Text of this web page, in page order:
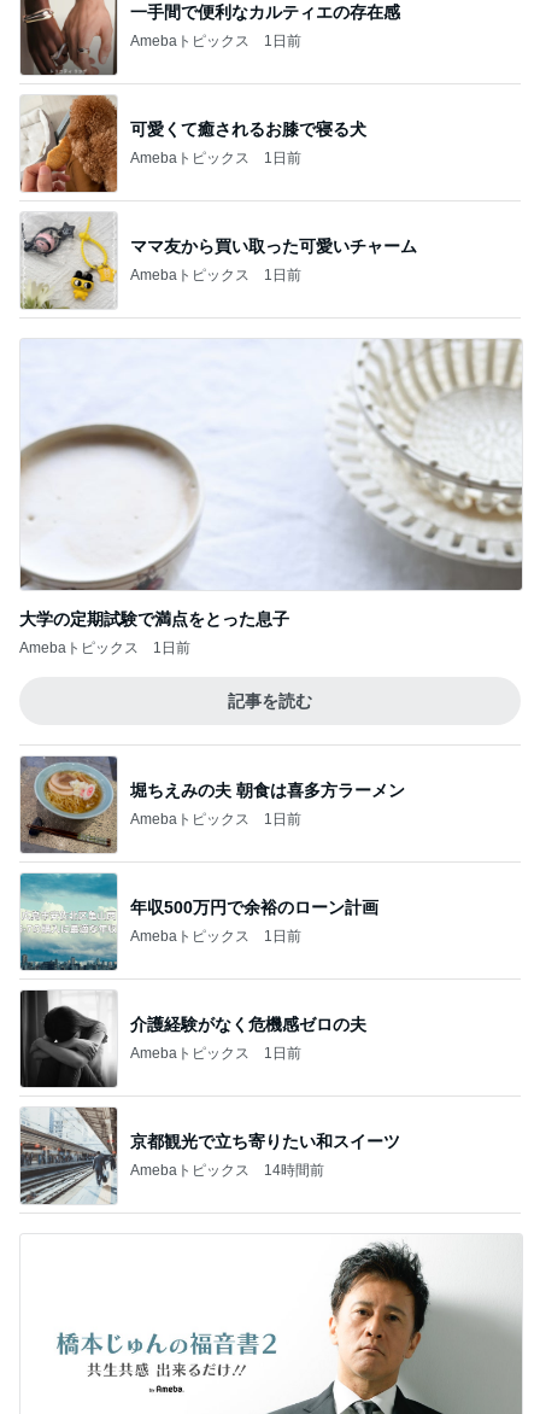
一手間で便利なカルティエの存在感
Amebaトピックス 1日前
可愛くて癒されるお膝で寝る犬
Amebaトピックス 1日前
ママ友から買い取った可愛いチャーム
Amebaトピックス 1日前
大学の定期試験で満点をとった息子
Amebaトピックス 1日前
記事を読む
堀ちえみの夫 朝食は喜多方ラーメン
Amebaトピックス 1日前
年収500万円で余裕のローン計画
Amebaトピックス 1日前
介護経験がなく危機感ゼロの夫
Amebaトピックス 1日前
京都観光で立ち寄りたい和スイーツ
Amebaトピックス 14時間前